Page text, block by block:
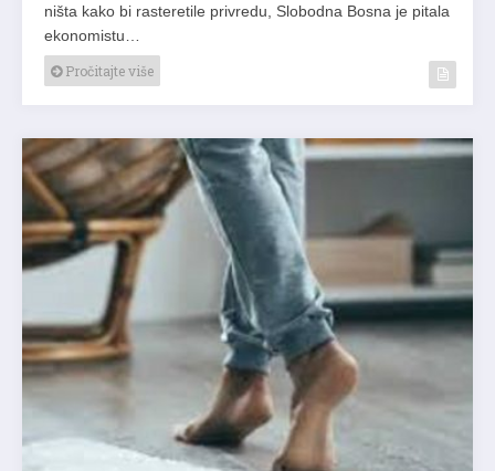
ništa kako bi rasteretile privredu, Slobodna Bosna je pitala
ekonomistu…
Pročitajte više